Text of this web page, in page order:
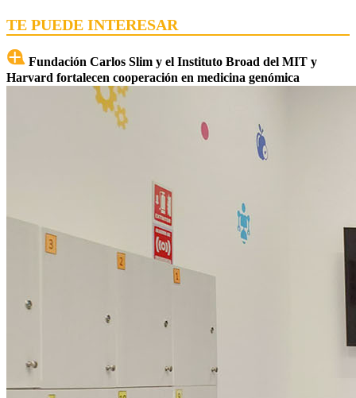
TE PUEDE INTERESAR
Fundación Carlos Slim y el Instituto Broad del MIT y
Harvard fortalecen cooperación en medicina genómica